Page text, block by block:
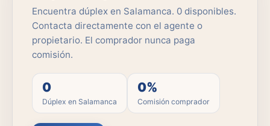
Encuentra dúplex en Salamanca. 0 disponibles.
Contacta directamente con el agente o
propietario. El comprador nunca paga
comisión.
0
Dúplex en Salamanca
0%
Comisión comprador